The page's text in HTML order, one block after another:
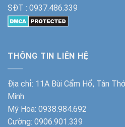
SĐT : 0937.486.339
THÔNG TIN LIÊN HỆ
Địa chỉ: 11A Bùi Cẩm Hổ, Tân
Minh
Mỹ Hoa: 0938.984.692
Cường: 0906.901.339